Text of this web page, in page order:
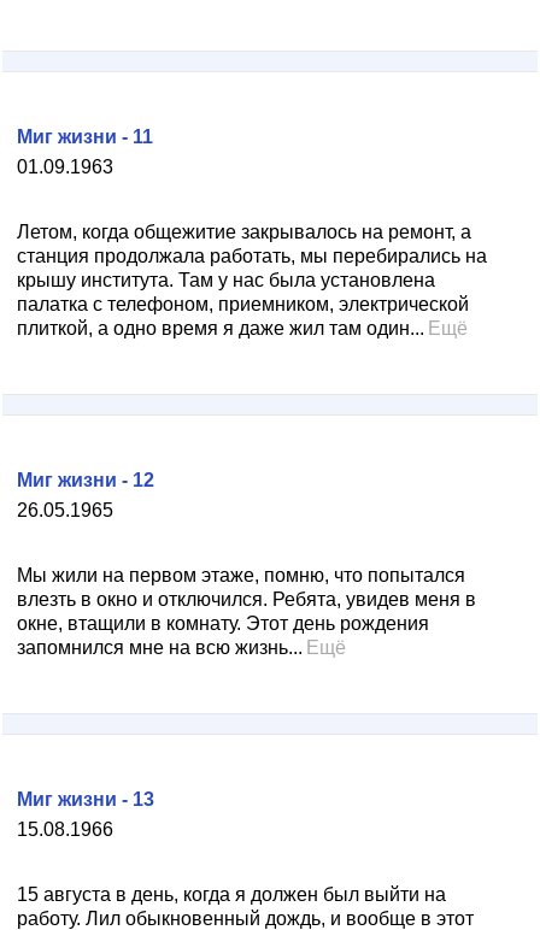
01.09.1963
Миг жизни - 11
Летом, когда общежитие закрывалось на ремонт, а
станция продолжала работать, мы перебирались на
крышу института. Там у нас была установлена
палатка с телефоном, приемником, электрической
плиткой, а одно время я даже жил там один... Ещё
26.05.1965
Миг жизни - 12
Мы жили на первом этаже, помню, что попытался
влезть в окно и отключился. Ребята, увидев меня в
окне, втащили в комнату. Этот день рождения
запомнился мне на всю жизнь... Ещё
15.08.1966
Миг жизни - 13
15 августа в день, когда я должен был выйти на
работу. Лил обыкновенный дождь, и вообще в этот